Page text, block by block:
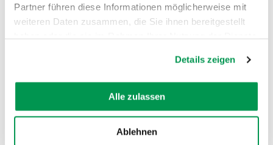
Partner führen diese Informationen möglicherweise mit
weiteren Daten zusammen, die Sie ihnen bereitgestellt
Details zeigen
Alle zulassen
Ablehnen
©
Das charmante Storchen-Städtchen im Norden
Kultur- und Natur-Angeboten.
mehr
Krumbach